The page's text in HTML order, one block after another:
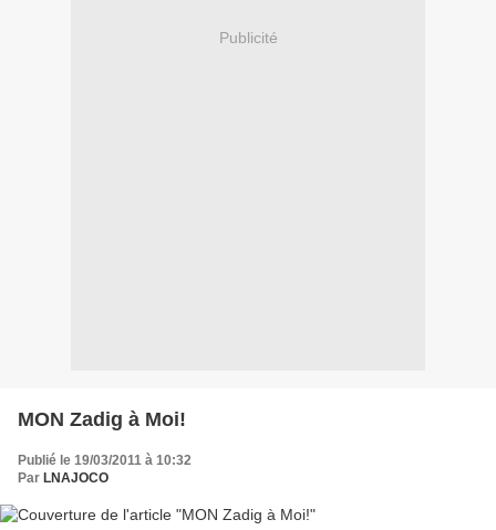
Publicité
MON Zadig à Moi!
Publié le 19/03/2011 à 10:32
Par LNAJOCO